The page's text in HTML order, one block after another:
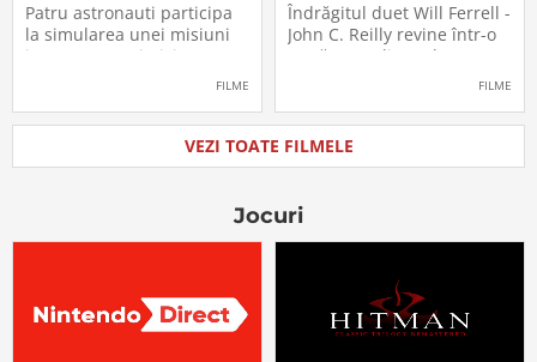
Patru astronauti participa
la simularea unei misiuni
in care sunt trimisi pe o
psihologice pe care le are
calatoria in spatiu. Starea
mentala a astronautilor
FILME
Îndrăgitul duet Will Ferrell -
John C. Reilly revine într-o
nouă comedie: Holmes &
Watson, povestea super-
Holmes și a asistentului
său, dr. Watson, inspirată
de romanul best-seller al
De data
FILME
VEZI TOATE FILMELE
Jocuri